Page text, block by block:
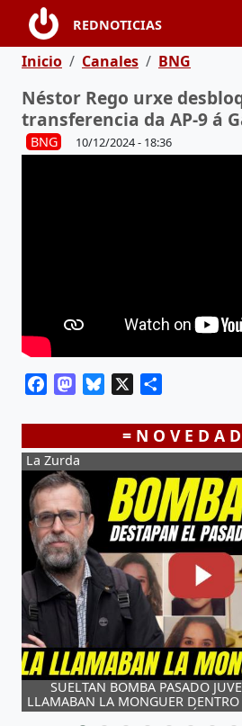
Pasar al contenido principal
REDNOTICIAS
Ruta de navegación
Inicio Canales BNG
Néstor Rego urxe
transferencia da AP-9 á
BNG 10/12/2024 - 18:36
FacebookMastodon
Bluesky
= N O V E D A
La Zurda
SUELTAN BOMBA PASADO
LLAMABAN LA MONGUER DENTRO
ESTÚPIDA"